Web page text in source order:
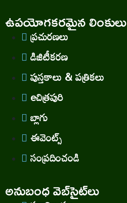
ఉపయోగకరమైన లింకులు
ప్రచురణలు
డిజిటీకరణ
పుస్తకాలు & పత్రికలు
eచిత్రపురి
బ్లాగు
ఈవెంట్స్
సంప్రదించండి
అనుబంధ వెబ్‌సైట్‌లు